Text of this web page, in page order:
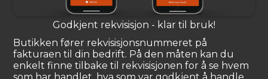
Godkjent rekvisisjon - klar til bruk!
Butikken fører rekvisisjonsnummeret på
fakturaen til din bedrift. På den måten kan du
enkelt finne tilbake til rekvisisjonen for å se hvem